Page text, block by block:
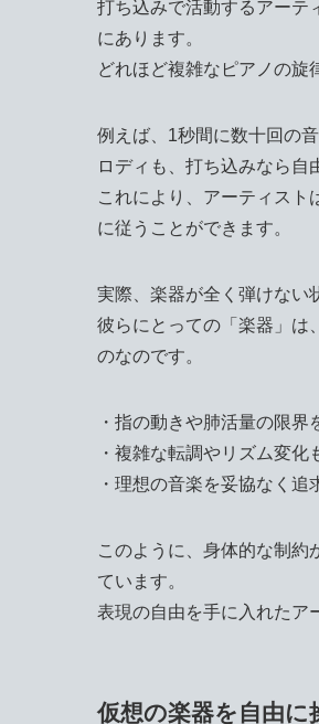
打ち込みで活動するアーテ
にあります。
どれほど複雑なピアノの旋
例えば、1秒間に数十回の
ロディも、打ち込みなら自
これにより、アーティスト
に従うことができます。
実際、楽器が全く弾けない
彼らにとっての「楽器」は
のなのです。
・指の動きや肺活量の限界
・複雑な転調やリズム変化
・理想の音楽を妥協なく追
このように、身体的な制約
ています。
表現の自由を手に入れたア
仮想の楽器を自由に